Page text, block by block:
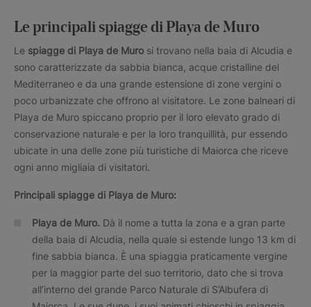
Le principali spiagge di Playa de Muro
Le spiagge di Playa de Muro si trovano nella baia di Alcudia e
sono caratterizzate da sabbia bianca, acque cristalline del
Mediterraneo e da una grande estensione di zone vergini o
poco urbanizzate che offrono al visitatore. Le zone balneari di
Playa de Muro spiccano proprio per il loro elevato grado di
conservazione naturale e per la loro tranquillità, pur essendo
ubicate in una delle zone più turistiche di Maiorca che riceve
ogni anno migliaia di visitatori.
Principali spiagge di Playa de Muro:
Playa de Muro. Dà il nome a tutta la zona e a gran parte
della baia di Alcudia, nella quale si estende lungo 13 km di
fine sabbia bianca. È una spiaggia praticamente vergine
per la maggior parte del suo territorio, dato che si trova
all’interno del grande Parco Naturale di S’Albufera di